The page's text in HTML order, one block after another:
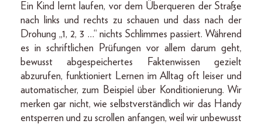
Ein Kind lernt laufen, vor dem Überqueren der Straße
nach links und rechts zu schauen und dass nach der
Drohung „1, 2, 3 …“ nichts Schlimmes passiert. Während
es in schriftlichen Prüfungen vor allem darum geht,
bewusst abgespeichertes Faktenwissen gezielt
abzurufen, funktioniert Lernen im Alltag oft leiser und
automatischer, zum Beispiel über Konditionierung. Wir
merken gar nicht, wie selbstverständlich wir das Handy
entsperren und zu scrollen anfangen, weil wir unbewusst